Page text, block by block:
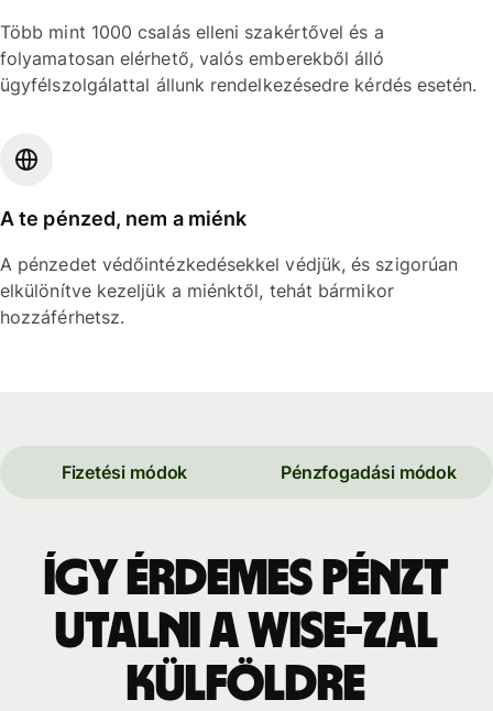
Több mint 1000 csalás elleni szakértővel és a
folyamatosan elérhető, valós emberekből álló
ügyfélszolgálattal állunk rendelkezésedre kérdés esetén.
A te pénzed, nem a miénk
A pénzedet védőintézkedésekkel védjük, és szigorúan
elkülönítve kezeljük a miénktől, tehát bármikor
hozzáférhetsz.
Fizetési módok Pénzfogadási módok
Így érdemes pénzt
utalni a Wise-zal
külföldre